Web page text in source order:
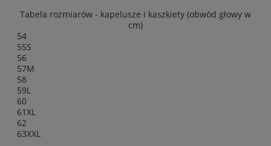
Tabela rozmiarów - kapelusze i kaszkiety (obwód głowy w
cm)
54
55S
56
57M
58
59L
60
61XL
62
63XXL